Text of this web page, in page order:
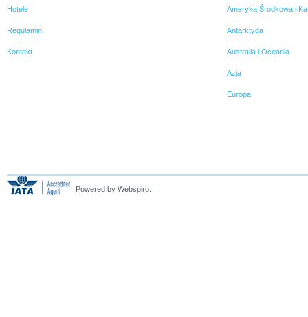
Hotele
Regulamin
Kontakt
Ameryka Środkowa i
Antarktyda
Australia i Oceania
Azja
Europa
Powered by Webspiro.